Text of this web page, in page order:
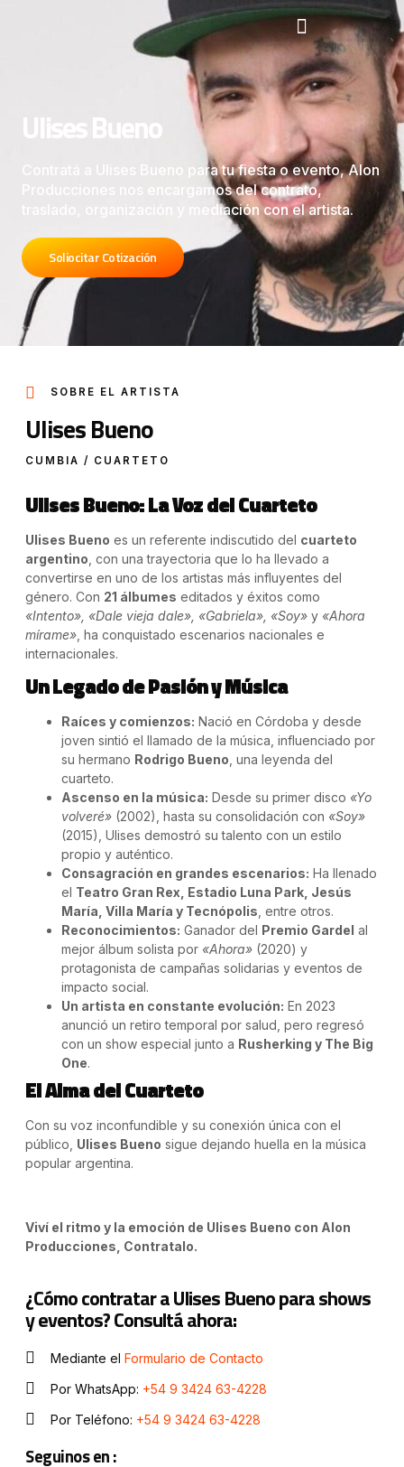
Ulises Bueno
Contratá a Ulises Bueno para tu fiesta o evento, Alon
Producciones nos encargamos del contrato,
traslado, organización y mediación con el artista.
Soliocitar Cotización
SOBRE EL ARTISTA
Ulises Bueno
CUMBIA / CUARTETO
Ulises Bueno: La Voz del Cuarteto
Ulises Bueno es un referente indiscutido del cuarteto
argentino , con una trayectoria que lo ha llevado a
convertirse en uno de los artistas más influyentes del
género. Con 21 álbumes editados y éxitos como
«Intento», «Dale vieja dale», «Gabriela», «Soy» y «Ahora
mírame» , ha conquistado escenarios nacionales e
internacionales.
Un Legado de Pasión y Música
Raíces y comienzos: Nació en Córdoba y desde
joven sintió el llamado de la música, influenciado por
su hermano Rodrigo Bueno , una leyenda del
cuarteto.
Ascenso en la música: Desde su primer disco «Yo
volveré» (2002), hasta su consolidación con «Soy»
(2015), Ulises demostró su talento con un estilo
propio y auténtico.
Consagración en grandes escenarios: Ha llenado
el Teatro Gran Rex, Estadio Luna Park, Jesús
María, Villa María y Tecnópolis , entre otros.
Reconocimientos: Ganador del Premio Gardel al
mejor álbum solista por «Ahora» (2020) y
protagonista de campañas solidarias y eventos de
impacto social.
Un artista en constante evolución: En 2023
anunció un retiro temporal por salud, pero regresó
con un show especial junto a Rusherking y The Big
One.
El Alma del Cuarteto
Con su voz inconfundible y su conexión única con el
público, Ulises Bueno sigue dejando huella en la música
popular argentina.
Viví el ritmo y la emoción de Ulises Bueno con Alon
Producciones, Contratalo.
¿Cómo contratar a Ulises Bueno para shows
y eventos? Consultá ahora:
Mediante el Formulario de Contacto
Por WhatsApp: +54 9 3424 63-4228
Por Teléfono: +54 9 3424 63-4228
Seguinos en :